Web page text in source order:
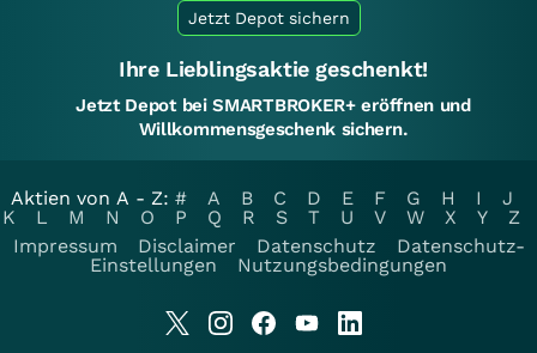
Jetzt Depot sichern
Ihre Lieblingsaktie geschenkt!
Jetzt Depot bei SMARTBROKER+ eröffnen und
Willkommensgeschenk sichern.
Aktien von A - Z: # A B C D E F G H I
J
K
L M N O P Q R S T U V W X Y
Z
Impressum
Disclaimer Datenschutz
Datenschutz-
Einstellungen
Nutzungsbedingungen